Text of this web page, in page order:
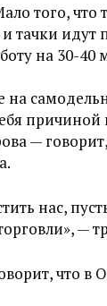
того, что
тачки идут
на 30-40
на
причиной
—
нас,
—
что